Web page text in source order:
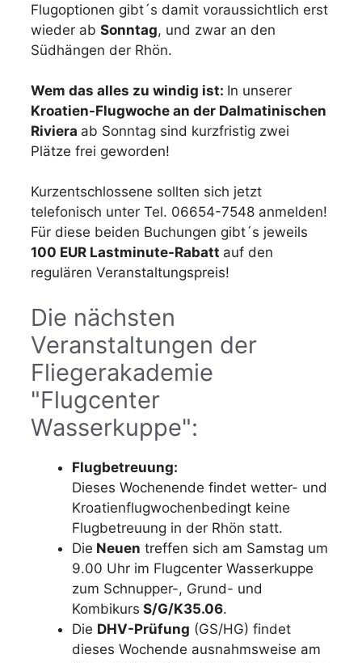
Flugoptionen gibt´s damit voraussichtlich erst
wieder ab Sonntag, und zwar an den
Südhängen der Rhön.
Wem das alles zu windig ist: In unserer
Kroatien-Flugwoche an der Dalmatinischen
Riviera ab Sonntag sind kurzfristig zwei
Plätze frei geworden!
Kurzentschlossene sollten sich jetzt
telefonisch unter Tel. 06654-7548 anmelden!
Für diese beiden Buchungen gibt´s jeweils
100 EUR Lastminute-Rabatt auf den
regulären Veranstaltungspreis!
Die nächsten
Veranstaltungen der
Fliegerakademie
"Flugcenter
Wasserkuppe":
Flugbetreuung:
Dieses Wochenende findet wetter- und
Kroatienflugwochenbedingt keine
Flugbetreuung in der Rhön statt.
Die Neuen treffen sich am Samstag um
9.00 Uhr im Flugcenter Wasserkuppe
zum Schnupper-, Grund- und
Kombikurs S/G/K35.06.
Die DHV-Prüfung (GS/HG) findet
dieses Wochende ausnahmsweise am